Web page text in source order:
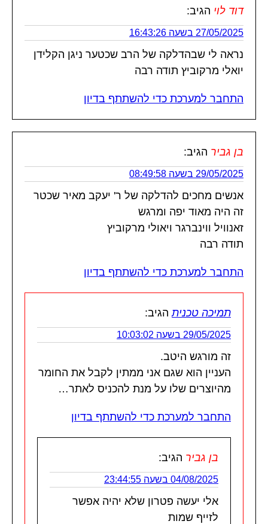
דוד לוי הגיב:
27/05/2025 בשעה 16:43:26
נראה לי שבהדלקה של הרב שכטער ניגן הקלידן
יואלי מרקוביץ תודה רבה
התחבר למערכת כדי להשתתף בדיון
בן גביר הגיב:
29/05/2025 בשעה 08:49:58
אנשים מחכים להדלקה של ר' יעקב מאיר שכטר
זה היה מאוד יפה ומרגש
זאנוויל ווינברגר ויאולי מרקוביץ
תודה רבה
התחבר למערכת כדי להשתתף בדיון
תמיכה טכנית הגיב:
29/05/2025 בשעה 10:03:02
זה מורגש היטב.
העניין הוא שגם אני ממתין לקבל את החומר
מהיוצרים שלו על מנת להכניס לאתר…
התחבר למערכת כדי להשתתף בדיון
בן גביר הגיב:
04/08/2025 בשעה 23:44:55
אלי יעשה פטרון שלא יהיה אפשר
לזייף שמות